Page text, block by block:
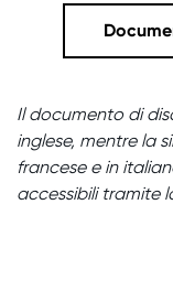
Il documento di
inglese, mentre la
francese e in
accessibili tramite